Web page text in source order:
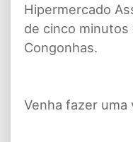
Hipermercado
de cinco
Congonhas.
Venha fazer uma